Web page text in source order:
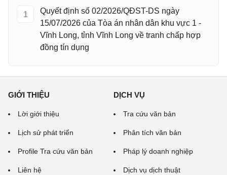
1
Quyết định số 02/2026/QĐST-DS ngày
15/07/2026 của Tòa án nhân dân khu vực 1 -
Vĩnh Long, tỉnh Vĩnh Long về tranh chấp hợp
đồng tín dụng
GIỚI THIỆU
Lời giới thiệu
Lịch sử phát triển
Profile Tra cứu văn bản
Liên hệ
DỊCH VỤ
Tra cứu văn bản
Phân tích văn bản
Pháp lý doanh nghiệp
Dịch vụ dịch thuật